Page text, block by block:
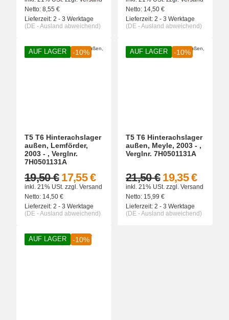
Netto: 8,55 €
Lieferzeit: 2 - 3 Werktage
(DE - Ausland abweichend)
Netto: 14,50 €
Lieferzeit: 2 - 3 Werktage
(DE - Ausland abweichend)
AUF LAGER -10%
T5 T6 Hinterachslager
außen, Lemförder,
2003 - , Verglnr.
7H0501131A
17,55 €
19,50 €
inkl. 21% USt. zzgl. Versand
Netto: 14,50 €
Lieferzeit: 2 - 3 Werktage
(DE - Ausland abweichend)
AUF LAGER -10%
T5 T6 Hinterachslager
außen, Meyle, 2003 - ,
Verglnr. 7H0501131A
19,35 €
21,50 €
inkl. 21% USt. zzgl. Versand
Netto: 15,99 €
Lieferzeit: 2 - 3 Werktage
(DE - Ausland abweichend)
AUF LAGER -10%